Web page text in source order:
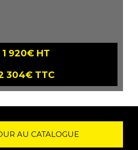
1 920€ HT
304€ TTC
AU CATALOGUE